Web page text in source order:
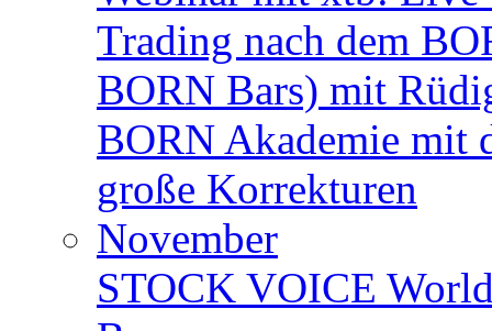
Trading nach dem
BORN Bars) mit
BORN Akademie mit
große Korrekturen
November
STOCK VOICE